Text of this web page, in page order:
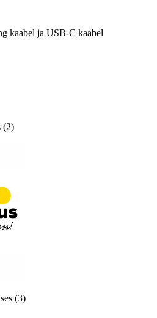
kaabel ja USB-C kaabel
(2)
(3)